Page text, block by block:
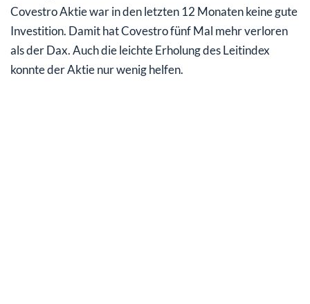
Aktienrückkaufprogramm vorzeitig abgeschlossen
Aktuelle Meinung der Aktien-Analysten
Resümee
Covestro Aktie war in den letzten 12 Monaten keine gute
Investition. Damit hat Covestro fünf Mal mehr verloren
als der Dax. Auch die leichte Erholung des Leitindex
konnte der Aktie nur wenig helfen.